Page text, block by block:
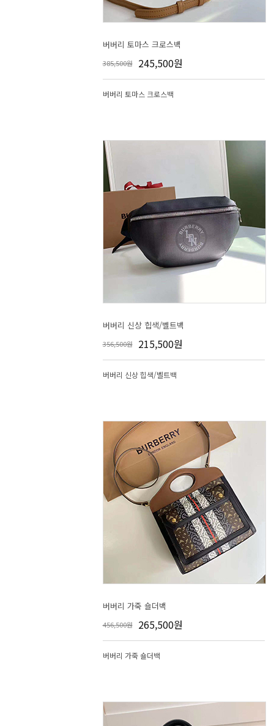
버버리 토마스 크로스백
385,500원 245,500원
버버리 토마스 크로스백
버버리 신상 힙색/벨트백
356,500원 215,500원
버버리 신상 힙색/벨트백
버버리 가죽 숄더백
456,500원 265,500원
버버리 가죽 숄더백